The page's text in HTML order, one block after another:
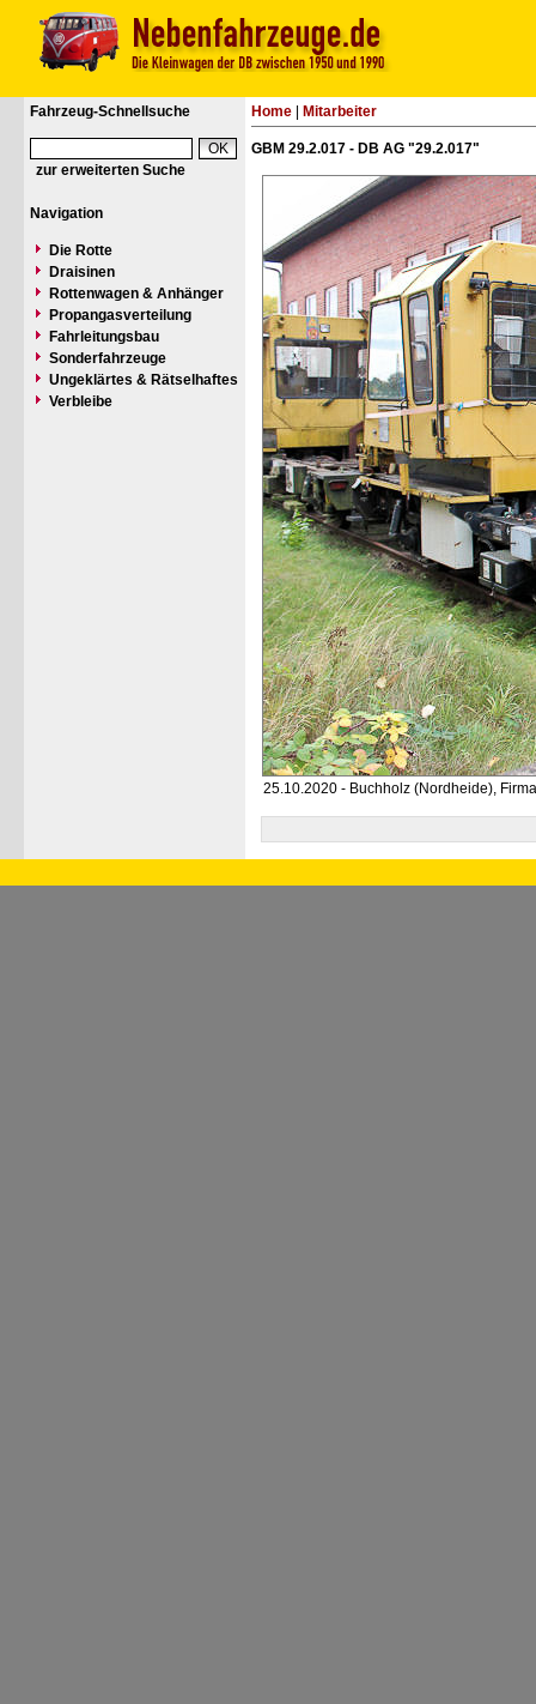
Fahrzeug-Schnellsuche
zur erweiterten Suche
Navigation
Die Rotte
Draisinen
Rottenwagen & Anhänger
Propangasverteilung
Fahrleitungsbau
Sonderfahrzeuge
Ungeklärtes & Rätselhaftes
Verbleibe
Home Mitarbeiter
GBM 29.2.017 - DB AG "29.2.017"
25.10.2020 - Buchholz (Nordheide),